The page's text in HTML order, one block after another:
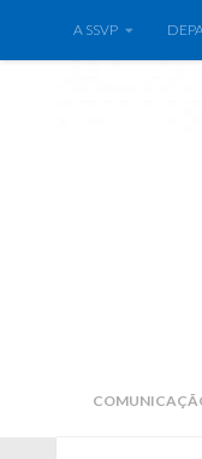
A SSVP